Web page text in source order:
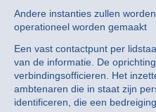
Andere instanties zullen
operationeel worden gemaakt
Een vast contactpunt per
van de informatie. De
verbindingsofficieren. Het
ambtenaren die in staat zijn
identificeren, die een